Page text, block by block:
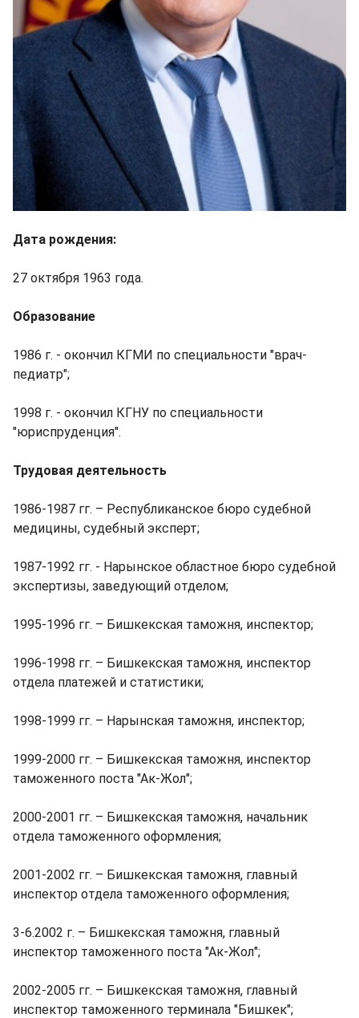
Дата рождения:
27 октября 1963 года.
Образование
1986 г. - окончил КГМИ по специальности "врач-
педиатр";
1998 г. - окончил КГНУ по специальности
"юриспруденция".
Трудовая деятельность
1986-1987 гг. – Республиканское бюро судебной
медицины, судебный эксперт;
1987-1992 гг. - Нарынское областное бюро судебной
экспертизы, заведующий отделом;
1995-1996 гг. – Бишкекская таможня, инспектор;
1996-1998 гг. – Бишкекская таможня, инспектор
отдела платежей и статистики;
1998-1999 гг. – Нарынская таможня, инспектор;
1999-2000 гг. – Бишкекская таможня, инспектор
таможенного поста "Ак-Жол";
2000-2001 гг. – Бишкекская таможня, начальник
отдела таможенного оформления;
2001-2002 гг. – Бишкекская таможня, главный
инспектор отдела таможенного оформления;
3-6.2002 г. – Бишкекская таможня, главный
инспектор таможенного поста "Ак-Жол";
2002-2005 гг. – Бишкекская таможня, главный
инспектор таможенного терминала "Бишкек";